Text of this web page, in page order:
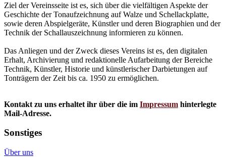
Ziel der Vereinsseite ist es, sich über die vielfältigen Aspekte der
Geschichte der Tonaufzeichnung auf Walze und Schellackplatte,
sowie deren Abspielgeräte, Künstler und deren Biographien und der
Technik der Schallauszeichnung informieren zu können.
Das Anliegen und der Zweck dieses Vereins ist es, den digitalen
Erhalt, Archivierung und redaktionelle Aufarbeitung der Bereiche
Technik, Künstler, Historie und künstlerischer Darbietungen auf
Tonträgern der Zeit bis ca. 1950 zu ermöglichen.
Kontakt zu uns erhaltet ihr über die im Impressum hinterlegte
Mail-Adresse.
Sonstiges
Über uns